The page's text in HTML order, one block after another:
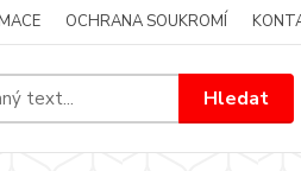
OCHRANA SOUKROMÍ
Hledat